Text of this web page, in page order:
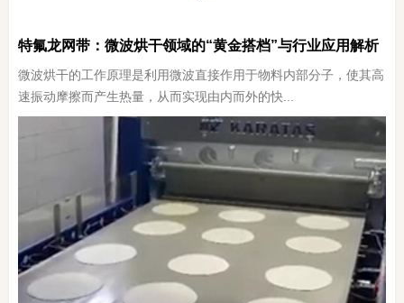
特氟龙网带：微波烘干领域的“黄金搭档”与行业应用解析
微波烘干的工作原理是利用微波直接作用于物料内部分子，使其高
速振动摩擦而产生热量，从而实现由内而外的快...